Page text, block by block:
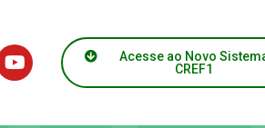
Acesse ao Novo
CREF1